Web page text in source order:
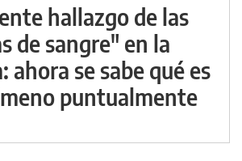
hallazgo de las
de sangre" en la
se sabe qué es
puntualmente